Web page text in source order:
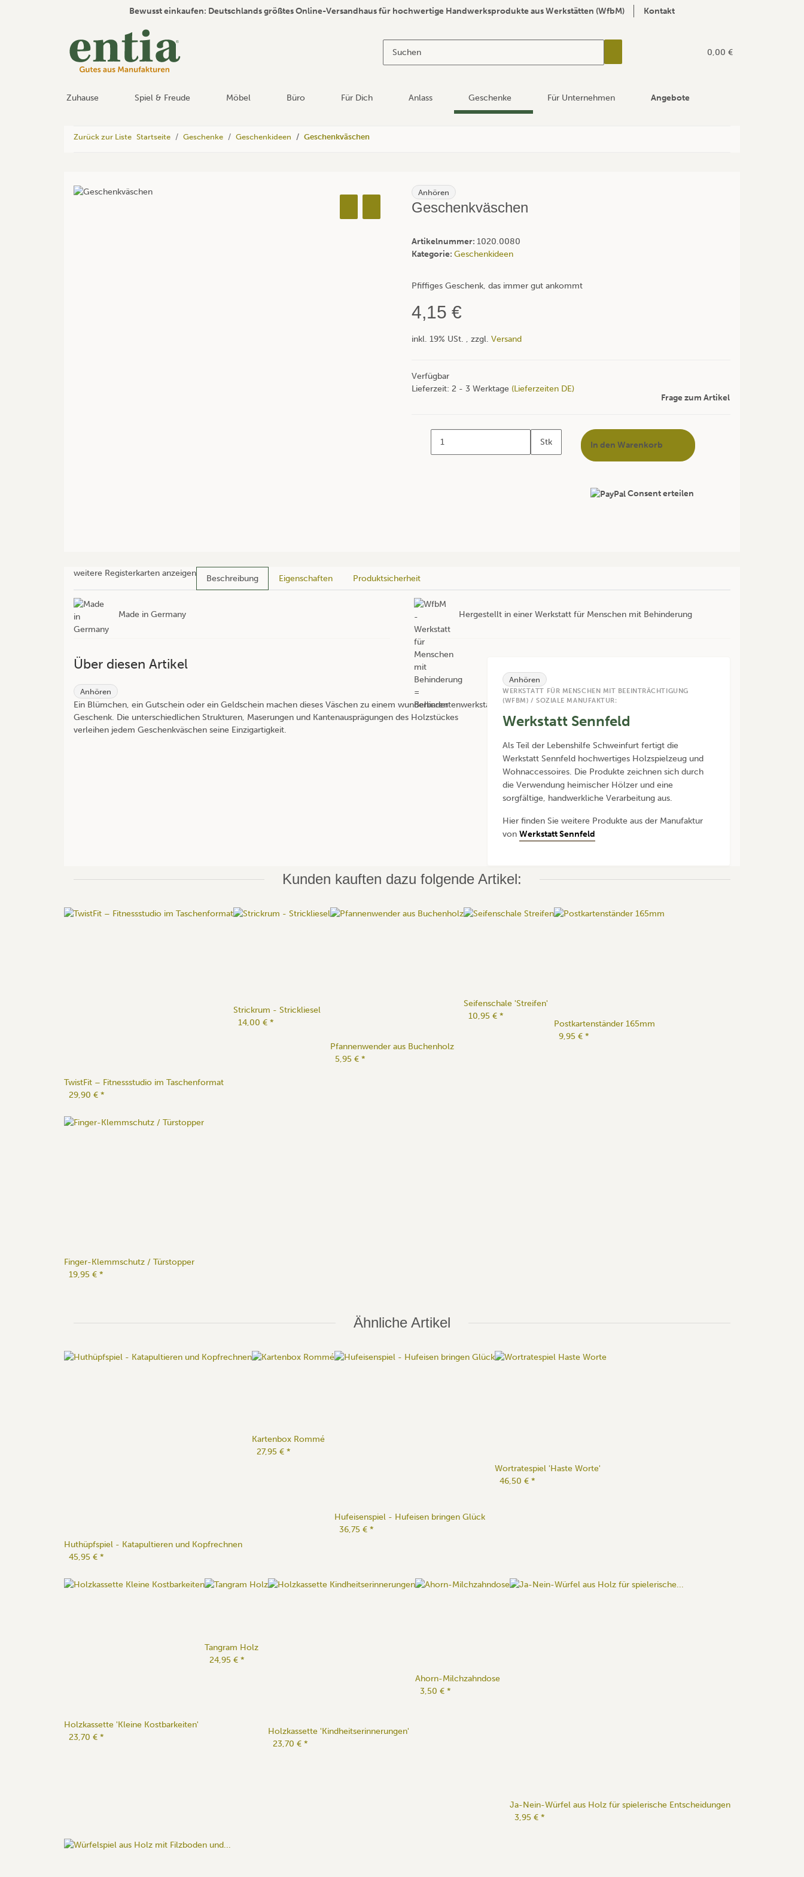
Bewusst einkaufen: Deutschlands größtes Online-Versandhaus für hochwertige Handwerksprodukte aus Werkstätten (WfbM) Kontakt
0,00 €
Zuhause Spiel & Freude Möbel Büro Für Dich Anlass Geschenke Für Unternehmen Angebote
Zurück zur Liste Startseite Geschenke Geschenkideen Geschenkväschen
Anhören
Geschenkväschen
Artikelnummer: 1020.0080
Kategorie: Geschenkideen
Pfiffiges Geschenk, das immer gut ankommt
4,15 €
inkl. 19% USt. , zzgl. Versand
Verfügbar
Lieferzeit: 2 - 3 Werktage (Lieferzeiten DE)
Frage zum Artikel
Stk In den Warenkorb
Consent erteilen
weitere Registerkarten anzeigen
Beschreibung Eigenschaften Produktsicherheit
Made in Germany Hergestellt in einer Werkstatt für Menschen mit Behinderung
Über diesen Artikel
Anhören
Ein Blümchen, ein Gutschein oder ein Geldschein machen dieses Väschen zu einem wunderbaren
Geschenk. Die unterschiedlichen Strukturen, Maserungen und Kantenausprägungen des Holzstückes
verleihen jedem Geschenkväschen seine Einzigartigkeit.
Anhören
WERKSTATT FÜR MENSCHEN MIT BEEINTRÄCHTIGUNG
(WFBM) / SOZIALE MANUFAKTUR:
Werkstatt Sennfeld
Als Teil der Lebenshilfe Schweinfurt fertigt die
Werkstatt Sennfeld hochwertiges Holzspielzeug und
Wohnaccessoires. Die Produkte zeichnen sich durch
die Verwendung heimischer Hölzer und eine
sorgfältige, handwerkliche Verarbeitung aus.
Hier finden Sie weitere Produkte aus der Manufaktur
vonWerkstatt Sennfeld
Kunden kauften dazu folgende Artikel:
TwistFit – Fitnessstudio im Taschenformat
29,90 € *
Strickrum - Strickliesel
14,00 € *
Pfannenwender aus Buchenholz
5,95 € *
Seifenschale 'Streifen'
10,95 € *
Postkartenständer 165mm
9,95 € *
Finger-Klemmschutz / Türstopper
19,95 € *
Ähnliche Artikel
Huthüpfspiel - Katapultieren und Kopfrechnen
45,95 € *
Kartenbox Rommé
27,95 € *
Hufeisenspiel - Hufeisen bringen Glück
36,75 € *
Wortratespiel 'Haste Worte'
46,50 € *
Holzkassette 'Kleine Kostbarkeiten'
23,70 € *
Tangram Holz
24,95 € *
Holzkassette 'Kindheitserinnerungen'
23,70 € *
Ahorn-Milchzahndose
3,50 € *
Ja-Nein-Würfel aus Holz für spielerische Entscheidungen
3,95 € *